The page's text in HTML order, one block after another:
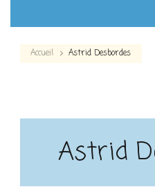
Accueil Astrid Desbordes
Astrid